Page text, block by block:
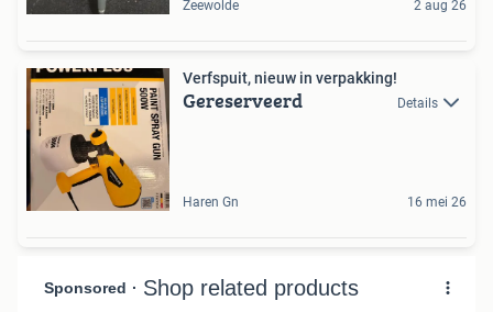
Zeewolde 2 aug 26
Verfspuit, nieuw in verpakking!
Gereserveerd Details
Haren Gn 16 mei 26